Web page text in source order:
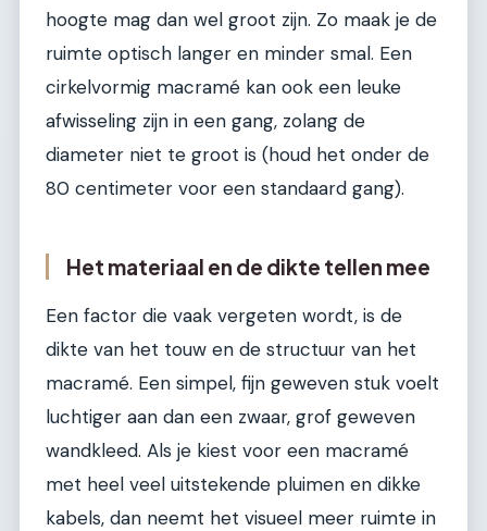
hoogte mag dan wel groot zijn. Zo maak je de
ruimte optisch langer en minder smal. Een
cirkelvormig macramé kan ook een leuke
afwisseling zijn in een gang, zolang de
diameter niet te groot is (houd het onder de
80 centimeter voor een standaard gang).
Het materiaal en de dikte tellen mee
Een factor die vaak vergeten wordt, is de
dikte van het touw en de structuur van het
macramé. Een simpel, fijn geweven stuk voelt
luchtiger aan dan een zwaar, grof geweven
wandkleed. Als je kiest voor een macramé
met heel veel uitstekende pluimen en dikke
kabels, dan neemt het visueel meer ruimte in